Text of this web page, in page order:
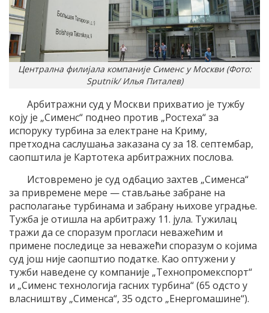
Централна филијала компаније Сименс у Москви (Фото:
Sputnik/ Илья Питалев)
Арбитражни суд у Москви прихватио је тужбу
коју је „Сименс“ поднео против „Ростеха“ за
испоруку турбина за електране на Криму,
претходна саслушања заказана су за 18. септембар,
саопштила је Картотека арбитражних послова.
Истовремено је суд одбацио захтев „Сименса“
за привремене мере — стављање забране на
располагање турбинама и забрану њихове уградње.
Тужба је отишла на арбитражу 11. јула. Тужилац
тражи да се споразум прогласи неважећим и
примене последице за неважећи споразум о којима
суд још није саопштио податке. Као оптужени у
тужби наведене су компаније „Технопромекспорт“
и „Сименс технологија гасних турбина“ (65 одсто у
власништву „Сименса“, 35 одсто „Енергомашине“).